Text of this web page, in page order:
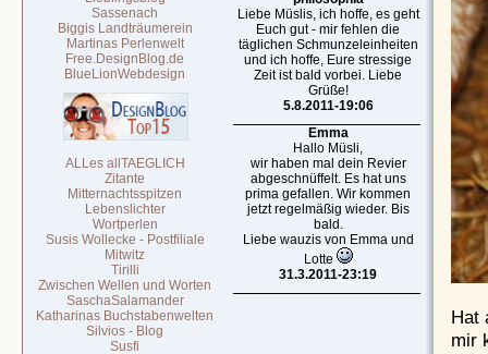
Sassenach
Biggis Landträumerein
Martinas Perlenwelt
Free.DesignBlog.de
BlueLionWebdesign
ALLes allTAEGLICH
Zitante
Mitternachtsspitzen
Lebenslichter
Wortperlen
Susis Wollecke - Postfiliale
Mitwitz
Tirilli
Zwischen Wellen und Worten
SaschaSalamander
Katharinas Buchstabenwelten
Silvios - Blog
Susfi
Liebe Müslis, ich hoffe, es geht
Euch gut - mir fehlen die
täglichen Schmunzeleinheiten
und ich hoffe, Eure stressige
Zeit ist bald vorbei. Liebe
Grüße!
5.8.2011-19:06
Emma
Hallo Müsli,
wir haben mal dein Revier
abgeschnüffelt. Es hat uns
prima gefallen. Wir kommen
jetzt regelmäßig wieder. Bis
bald.
Liebe wauzis von Emma und
Lotte
31.3.2011-23:19
Hat
mir